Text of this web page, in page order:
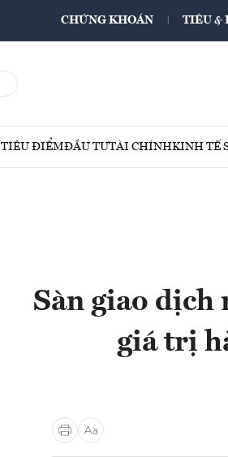
CHỨNG KHOÁN TIÊU &
TIÊU ĐIỂMĐẦU TƯTÀI CHÍNHKINH TẾ
Sàn giao dịch
giá trị